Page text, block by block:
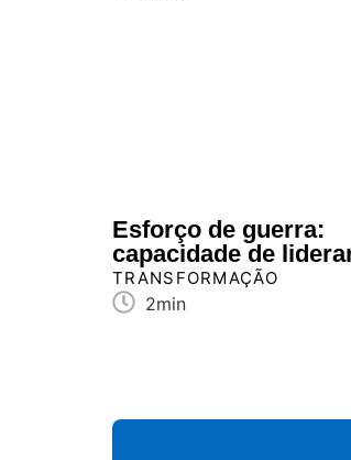
Esforço de guerra:
capacidade de
TRANSFORMAÇÃO
2min